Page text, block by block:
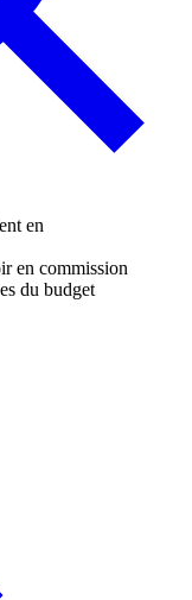
en commission
du budget